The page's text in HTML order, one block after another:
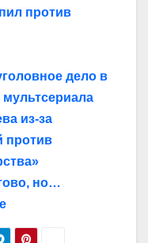
против
дело в
из-за
против
но…